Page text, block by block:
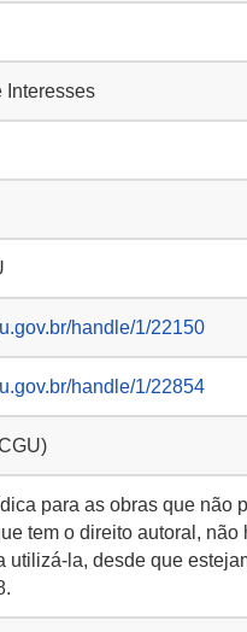
Interesses
handle/1/22150
handle/1/22854
para as obras que não
tem o direito autoral, não
utilizá-la, desde que